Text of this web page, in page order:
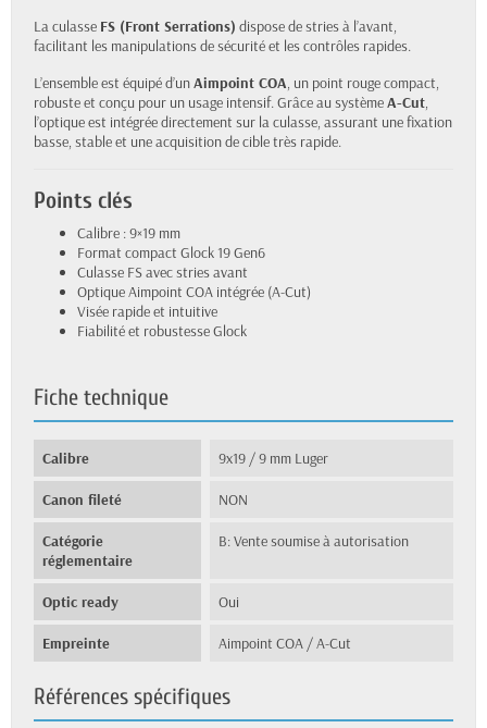
La culasse FS (Front Serrations) dispose de stries à l’avant,
facilitant les manipulations de sécurité et les contrôles rapides.
L’ensemble est équipé d’unAimpoint COA, un point rouge compact,
robuste et conçu pour un usage intensif. Grâce au systèmeA-Cut,
l’optique est intégrée directement sur la culasse, assurant une fixation
basse, stable et une acquisition de cible très rapide.
Points clés
Calibre : 9×19 mm
Format compact Glock 19 Gen6
Culasse FS avec stries avant
Optique Aimpoint COA intégrée (A-Cut)
Visée rapide et intuitive
Fiabilité et robustesse Glock
Fiche technique
Calibre 9x19 / 9 mm Luger
Canon fileté NON
Catégorie
réglementaire
B: Vente soumise à autorisation
Optic ready Oui
Empreinte Aimpoint COA / A-Cut
Références spécifiques